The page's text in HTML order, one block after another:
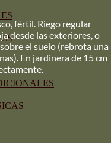
fértil. Riego regular
desde las exteriores, o
el suelo (rebrota una
En jardinera de 15 cm